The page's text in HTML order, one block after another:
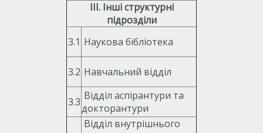
ІІІ. Інші структурні
підрозділи
3.1 Наукова бібліотека
3.2 Навчальний відділ
3.3 Відділ аспірантури та
докторантури
Відділ внутрішнього